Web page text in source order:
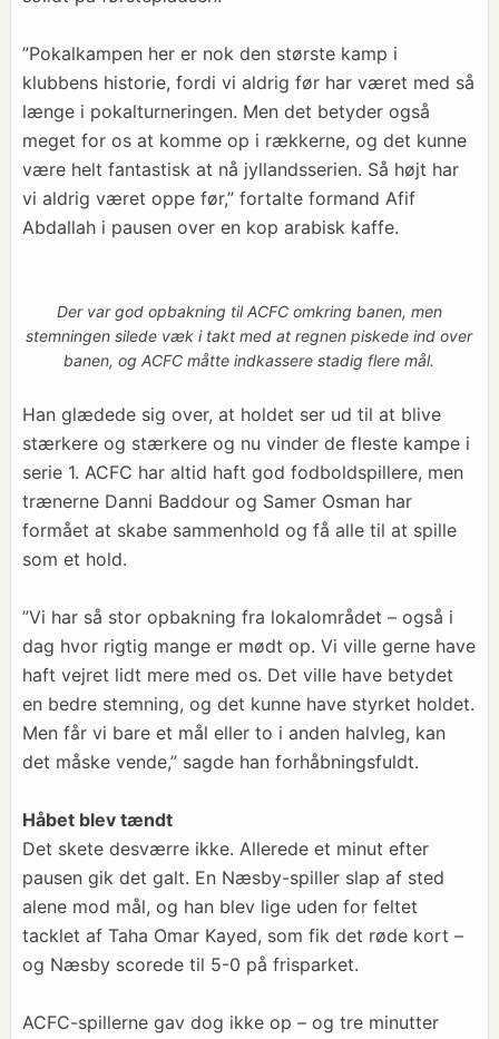
”Pokalkampen her er nok den største kamp i
klubbens historie, fordi vi aldrig før har været med så
længe i pokalturneringen. Men det betyder også
meget for os at komme op i rækkerne, og det kunne
være helt fantastisk at nå jyllandsserien. Så højt har
vi aldrig været oppe før,” fortalte formand Afif
Abdallah i pausen over en kop arabisk kaffe.
Der var god opbakning til ACFC omkring banen, men
stemningen silede væk i takt med at regnen piskede ind over
banen, og ACFC måtte indkassere stadig flere mål.
Han glædede sig over, at holdet ser ud til at blive
stærkere og stærkere og nu vinder de fleste kampe i
serie 1. ACFC har altid haft god fodboldspillere, men
trænerne Danni Baddour og Samer Osman har
formået at skabe sammenhold og få alle til at spille
som et hold.
”Vi har så stor opbakning fra lokalområdet – også i
dag hvor rigtig mange er mødt op. Vi ville gerne have
haft vejret lidt mere med os. Det ville have betydet
en bedre stemning, og det kunne have styrket holdet.
Men får vi bare et mål eller to i anden halvleg, kan
det måske vende,” sagde han forhåbningsfuldt.
Håbet blev tændt
Det skete desværre ikke. Allerede et minut efter
pausen gik det galt. En Næsby-spiller slap af sted
alene mod mål, og han blev lige uden for feltet
tacklet af Taha Omar Kayed, som fik det røde kort –
og Næsby scorede til 5-0 på frisparket.
ACFC-spillerne gav dog ikke op – og tre minutter